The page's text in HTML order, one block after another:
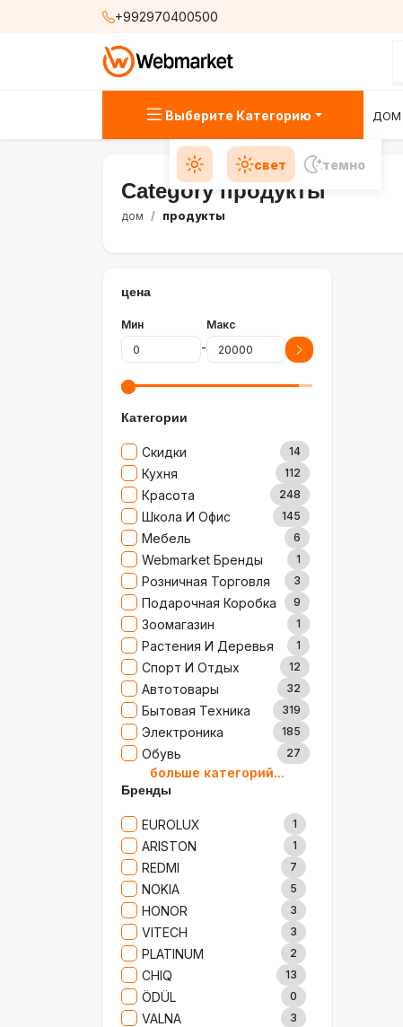
+992970400500
Выберите Категорию ДОМ
свет темно
Category продукты
дом продукты
цена
Мин
-
Макс
Категории
Скидки 14
Кухня 112
Красота 248
Школа И Офис 145
Мебель 6
Webmarket Бренды 1
Розничная Торговля 3
Подарочная Коробка 9
Зоомагазин 1
Растения И Деревья 1
Спорт И Отдых 12
Автотовары 32
Бытовая Техника 319
Электроника 185
Обувь 27
Товары Для Дома
Ювелирные Изделия
Сад И Дача 52
Аксессуары 61
Игрушки 15
Одежда 5
Сумки И Рюкзаки 27
Ремонт 13
Продукты 35
Детские Товары 72
Бытовая Химия 91
Хобби 40
больше категорий...
Бренды
EUROLUX 1
ARISTON 1
REDMI 7
NOKIA 5
HONOR 3
VITECH 3
PLATINUM 2
CHIQ 13
ÖDÜL 0
VALNA 3